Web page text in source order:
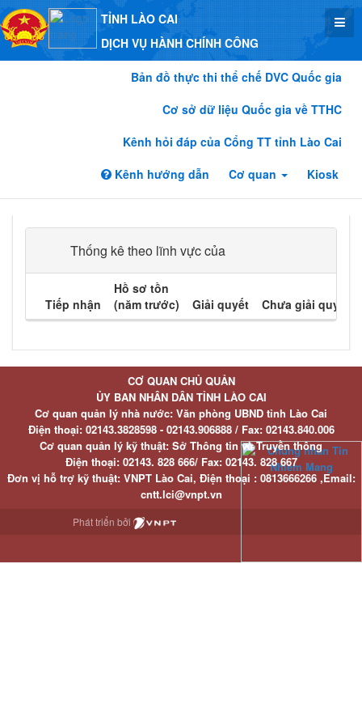
TỈNH LÀO CAI
DỊCH VỤ HÀNH CHÍNH CÔNG
Bản đồ thực thi thể chế DVC Quốc gia
Cơ sở dữ liệu Quốc gia về TTHC
Kênh hỏi đáp của Cổng TT tỉnh Lào Cai
Kênh hướng dẫn
Cơ quan Kiosk
Thống kê theo lĩnh vực của
Tiếp nhận
Hồ sơ tồn
(năm trước)
Giải quyết Chưa giải quyết
CƠ QUAN CHỦ QUẢN
ỦY BAN NHÂN DÂN TỈNH LÀO CAI
Cơ quan quản lý nhà nước: Văn phòng UBND tỉnh Lào Cai
Điện thoại:02143.3828598 - 02143.906888 / Fax:02143.840.006
Cơ quan quản lý kỹ thuật: Sở Thông tin và Truyền thông
Điện thoại:02143. 828 666/ Fax:02143. 828 667
Đơn vị hỗ trợ kỹ thuật: VNPT Lào Cai, Điện thoại : 0813666266 ,Email:
cntt.lci@vnpt.vn
Phát triển bởi